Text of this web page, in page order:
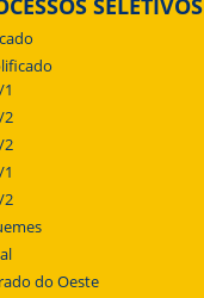
SELETIVOS
2
2
2
do Oeste